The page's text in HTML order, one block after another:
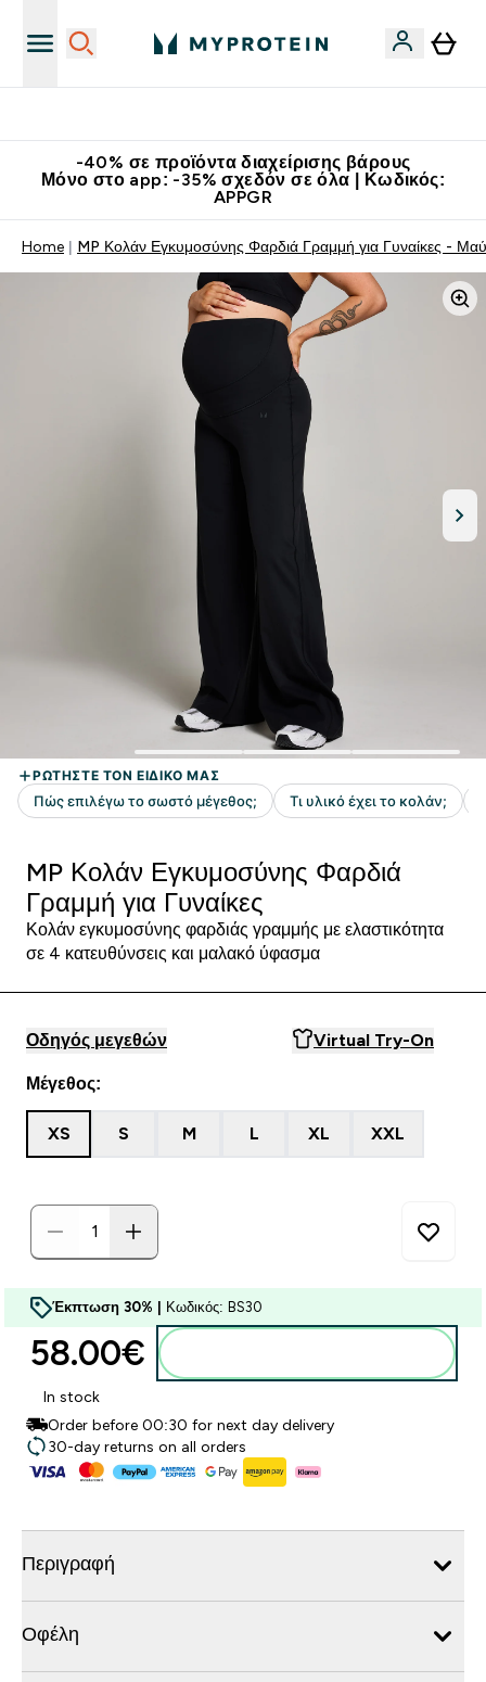
-40% σε προϊόντα διαχείρισης βάρους
Μόνο στο app: -35% σχεδόν σε όλα | Κωδικός:
APPGR
Home MP Κολάν Εγκυμοσύνης Φαρδιά Γραμμή για Γυναίκες -
MP Κολάν Εγκυμοσύνης Φαρδιά
Γραμμή για Γυναίκες
Κολάν εγκυμοσύνης φαρδιάς γραμμής με ελαστικότητα
σε 4 κατευθύνσεις και μαλακό ύφασμα
Οδηγός μεγεθών Virtual Try-On
Μέγεθος:
XS S M L XL XXL
Έκπτωση 30% | Κωδικός: BS30
58.00€‎
In stock
Order before 00:30 for next day delivery
30-day returns on all orders
Περιγραφή
Οφέλη